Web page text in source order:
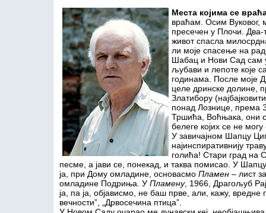
Места којима се
враћам. Осим Вуковог,
пресечен у Плочи. Два-
живот спасла
ли моје спасење на
Шабац и Нови Сад сам
љубави и лепоте које
годинама. После моје
целе дринске долине,
Златибору
понад Лознице, према
Тршића, Воћњака, они
белеге којих се не
У завичајном Шапцу
најинспиративнију
голића! Стари град на
песме, а јави се, понекад, и таква помисао. У
ја, при Дому омладине, основасмо Пламен – лист
омладине Подриња. У Пламену, 1966, Драгољуб
ја, па ја, објависмо, не баш прве, али, кажу,
вечности”, „Дрвосечина птица”.